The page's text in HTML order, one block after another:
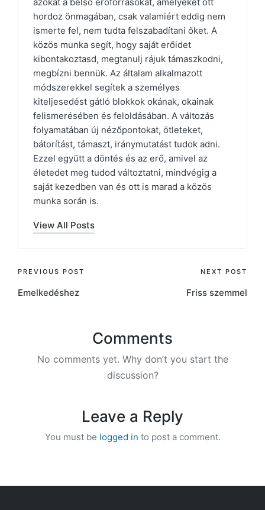
hordoz önmagában, csak valamiért eddig nem
ismerte fel, nem tudta felszabadítani őket. A
közös munka segít, hogy saját erőidet
kibontakoztasd, megtanulj rájuk támaszkodni,
megbízni bennük. Az általam alkalmazott
módszerekkel segítek a személyes
kiteljesedést gátló blokkok okának, okainak
felismerésében és feloldásában. A változás
folyamatában új nézőpontokat, ötleteket,
bátorítást, támaszt, iránymutatást tudok adni.
Ezzel együtt a döntés és az erő, amivel az
életedet meg tudod változtatni, mindvégig a
saját kezedben van és ott is marad a közös
munka során is.
View All Posts
Post
navigation
PREVIOUS POST
Emelkedéshez
NEXT POST
Friss szemmel
Comments
No comments yet. Why don’t you start the
discussion?
Leave a Reply
You must be logged in to post a comment.